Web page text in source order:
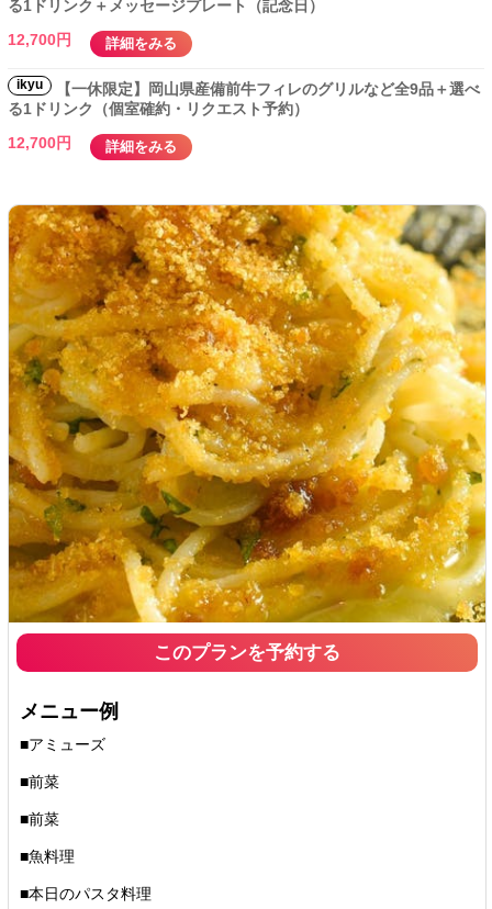
る1ドリンク＋メッセージプレート（記念日）
12,700円
詳細をみる
ikyu
【一休限定】岡山県産備前牛フィレのグリルなど全9品＋選べ
る1ドリンク（個室確約・リクエスト予約）
12,700円
詳細をみる
このプランを予約する
メニュー例
■アミューズ
■前菜
■前菜
■魚料理
■本日のパスタ料理